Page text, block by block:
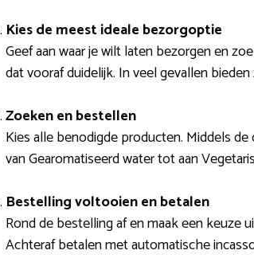
Kies de meest ideale bezorgoptie
Geef aan waar je wilt laten bezorgen en
dat vooraf duidelijk. In veel gevallen
Zoeken en bestellen
Kies alle benodigde producten. Middels
van Gearomatiseerd water tot aan
Bestelling voltooien en betalen
Rond de bestelling af en maak een keuze
Achteraf betalen met automatische